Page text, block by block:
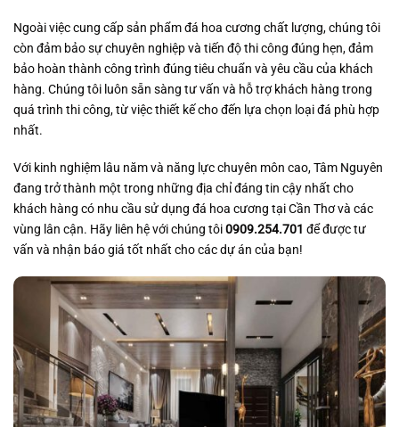
Ngoài việc cung cấp sản phẩm đá hoa cương chất lượng, chúng tôi
còn đảm bảo sự chuyên nghiệp và tiến độ thi công đúng hẹn, đảm
bảo hoàn thành công trình đúng tiêu chuẩn và yêu cầu của khách
hàng. Chúng tôi luôn sẵn sàng tư vấn và hỗ trợ khách hàng trong
quá trình thi công, từ việc thiết kế cho đến lựa chọn loại đá phù hợp
nhất.
Với kinh nghiệm lâu năm và năng lực chuyên môn cao, Tâm Nguyên
đang trở thành một trong những địa chỉ đáng tin cậy nhất cho
khách hàng có nhu cầu sử dụng đá hoa cương tại Cần Thơ và các
vùng lân cận. Hãy liên hệ với chúng tôi0909.254.701 để được tư
vấn và nhận báo giá tốt nhất cho các dự án của bạn!